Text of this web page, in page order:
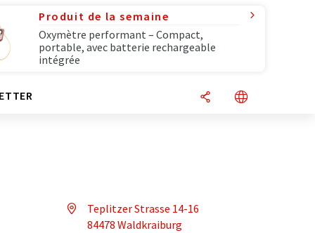
Produit de la semaine
Oxymètre performant – Compact,
portable, avec batterie rechargeable
intégrée
Teplitzer Strasse 14-16
84478 Waldkraiburg